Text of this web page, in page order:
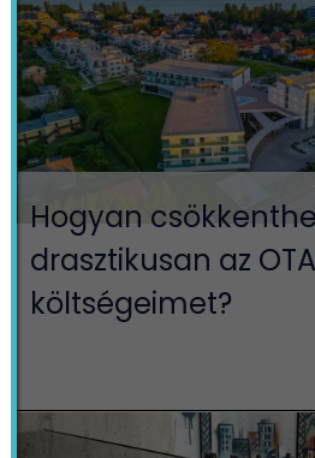
Hogyan
drasztikusan az OTA
költségeimet?